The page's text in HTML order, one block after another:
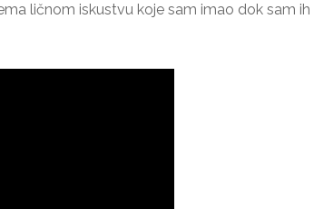
ličnom iskustvu koje sam imao dok sam ih